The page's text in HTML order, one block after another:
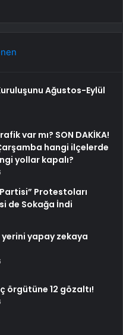
Ağustos-Eylül
var mı? SON DAKİKA!
hangi ilçelerde
yollar kapalı?
Protestoları
de Sokağa İndi
yapay zekaya
örgütüne 12 gözaltı!